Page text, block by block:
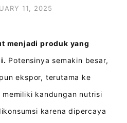
11, 2025
menjadi produk yang
Potensinya semakin besar,
ekspor, terutama ke
memiliki kandungan nutrisi
karena dipercaya